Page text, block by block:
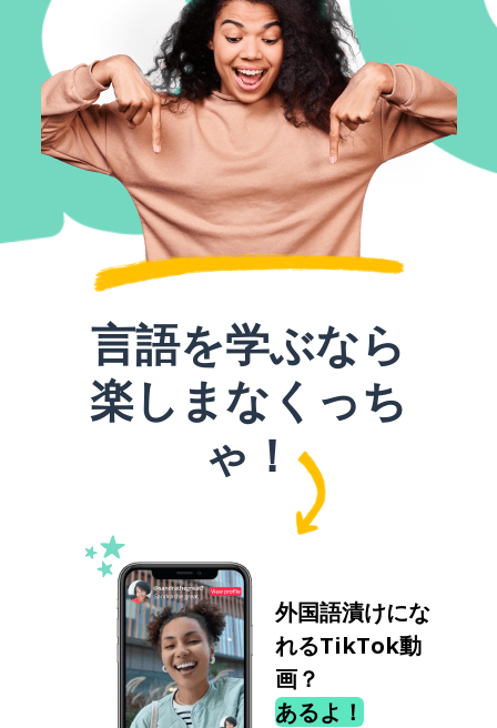
言語を学ぶなら
楽しまなくっち
ゃ！
外国語漬けにな
れるTikTok動
画？
あるよ！